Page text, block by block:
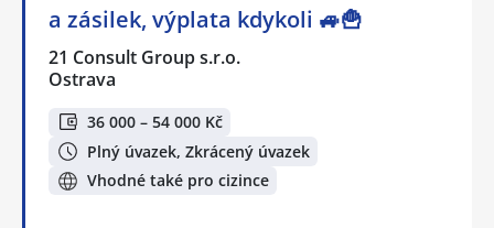
a zásilek, výplata kdykoli 🚙🍟
21 Consult Group s.r.o.
Ostrava
36 000 – 54 000 Kč
Plný úvazek, Zkrácený úvazek
Vhodné také pro cizince